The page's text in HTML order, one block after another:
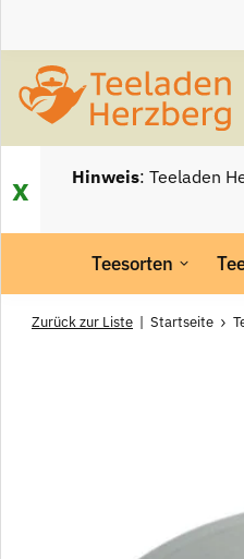
x Hinweis: Teeladen
Teesorten
Zurück zur Liste Startseite